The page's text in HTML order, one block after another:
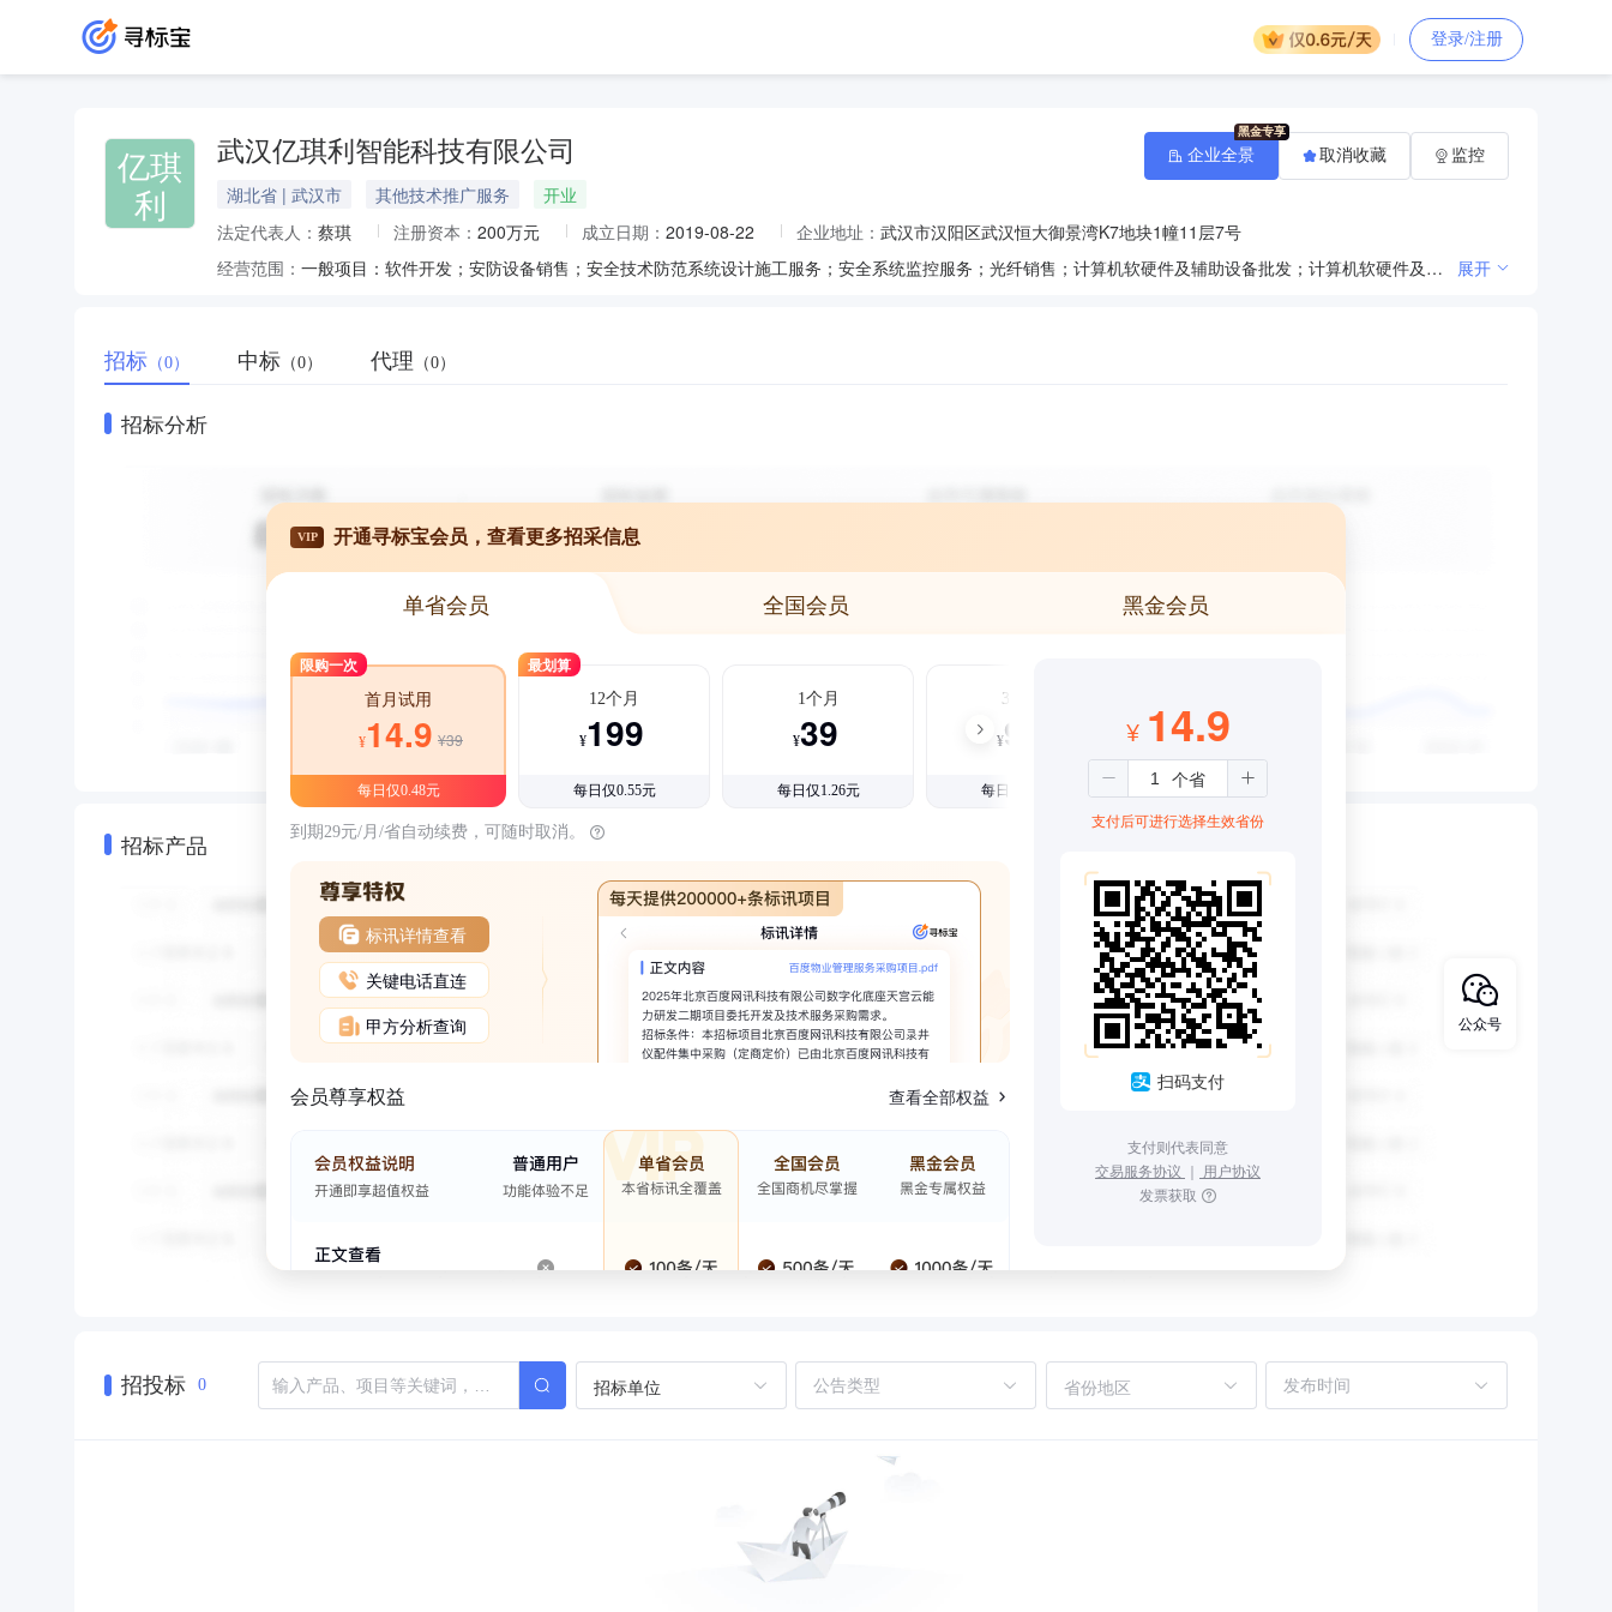
登录/注册
亿琪
利
武汉亿琪利智能科技有限公司
湖北省 | 武汉市 其他技术推广服务
开业
法定代表人： 蔡琪 注册资本： 200万元 成立日期： 2019-08-22 企业地址： 武汉市汉阳区武汉恒大御景湾K7地块1幢11层7号
经营范围：
一般项目：软件开发；安防设备销售；安全技术防范系统设计施工服务；安全系统监控服务；光纤销售；计算机软硬件及辅助设备批发；计算机软硬件及辅助设备零售；计算机及办公设备维修；办公用品销售；电子产品销售；日用品销售；家具销售；家具零配件销售；家具安装和维修服务（除许可业务外，可自主依法经营法律法规非禁止或限制的项目） 展开
企业全景 取消收藏 监控
招标 （0） 中标 （0） 代理 （0）
招标分析
招标产品
VIP 开通寻标宝会员，查看更多招采信息
单省会员 全国会员 黑金会员
限购一次
首月试用
¥14.9 ¥39
每日仅0.48元
最划算
12个月
¥199
每日仅0.55元
1个月
¥39
每日仅1.26元
3个月
¥99
每日仅1.08元
到期29元/月/省自动续费，可随时取消。
标讯详情查看
关键电话直连
甲方分析查询
会员尊享权益 查看全部权益
¥ 14.9
支付后可进行选择生效省份
扫码支付
支付则代表同意
交易服务协议 ｜ 用户协议
发票获取
招投标 0 招标单位 省份地区
公众号